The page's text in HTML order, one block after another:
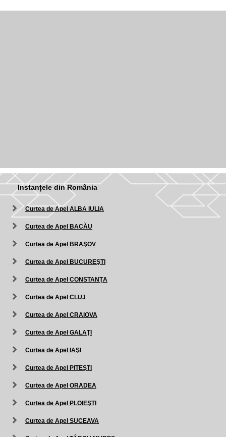
Instanțele din România
Curtea de Apel ALBA IULIA
Curtea de Apel BACĂU
Curtea de Apel BRAŞOV
Curtea de Apel BUCUREŞTI
Curtea de Apel CONSTANŢA
Curtea de Apel CLUJ
Curtea de Apel CRAIOVA
Curtea de Apel GALAŢI
Curtea de Apel IAŞI
Curtea de Apel PITEŞTI
Curtea de Apel ORADEA
Curtea de Apel PLOIEŞTI
Curtea de Apel SUCEAVA